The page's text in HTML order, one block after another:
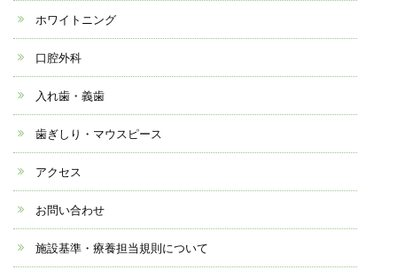
ホワイトニング
口腔外科
入れ歯・義歯
歯ぎしり・マウスピース
アクセス
お問い合わせ
施設基準・療養担当規則について